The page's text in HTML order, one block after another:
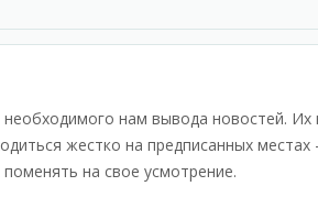
нам вывода новостей. Их
жестко на предписанных местах
на свое усмотрение.